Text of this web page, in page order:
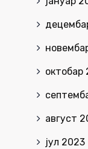
октобар
август
јул 2023